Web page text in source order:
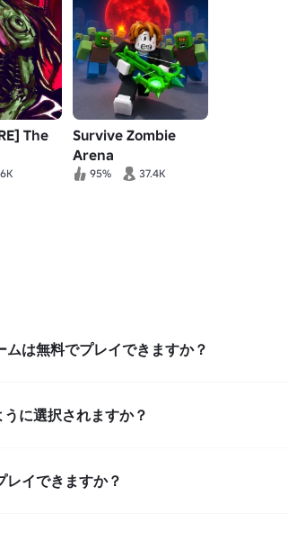
The
Survive Zombie
Arena
95% 37.4K
は無料でプレイできますか？
に選択されますか？
イできますか？